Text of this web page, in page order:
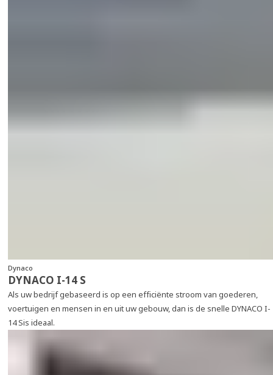
Dynaco
DYNACO I-14 S
Als uw bedrijf gebaseerd is op een efficiënte stroom van goederen,
voertuigen en mensen in en uit uw gebouw, dan is de snelle DYNACO I-
14 Sis ideaal.